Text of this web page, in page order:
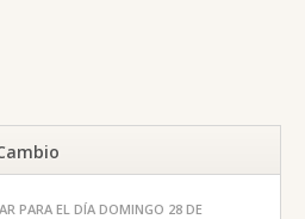
PARA EL DÍA DOMINGO 28 DE